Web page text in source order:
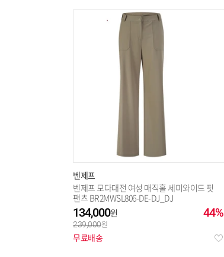
벤제프
벤제프 모다대전 여성 매직홀 세미와이드 핏
팬츠 BR2MWSL806-DE-DJ_DJ
44%
134,000
239,000
무료배송